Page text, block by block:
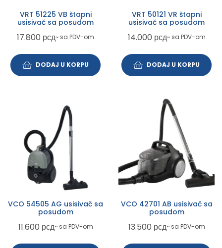
VRT 51225 VB štapni
usisivač sa posudom
17.800 рсд~ sa PDV-om
DODAJ U KORPU
VRT 50121 VR štapni
usisivač sa posudom
14.000 рсд~ sa PDV-om
DODAJ U KORPU
VCO 54505 AG usisivač sa
posudom
11.600 рсд~ sa PDV-om
VCO 42701 AB usisivač sa
posudom
13.500 рсд~ sa PDV-om